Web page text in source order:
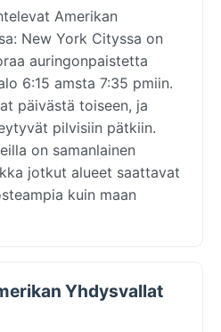
Amerikan
New York Cityssa on
auringonpaistetta
6:15 amsta 7:35 pmiin.
päivästä toiseen, ja
pilvisiin pätkiin.
on samanlainen
jotkut alueet saattavat
kuin maan
Yhdysvallat